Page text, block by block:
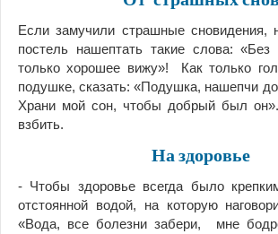
Если замучили страшные сновидения,
постель нашептать такие слова:
только хорошее вижу»! Как только
подушке, сказать: «Подушка, нашепчи
Храни мой сон, чтобы добрый был
взбить.
На здоровье
- Чтобы здоровье всегда было
отстоянной водой, на которую
«Вода, все болезни забери, мне